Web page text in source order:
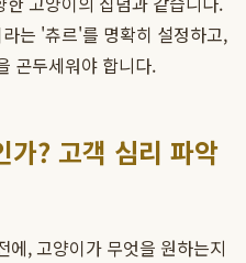
는 '츄르'를 명확히 설정하고,
곤두세워야 합니다.
? 고객 심리 파악
에, 고양이가 무엇을 원하는지